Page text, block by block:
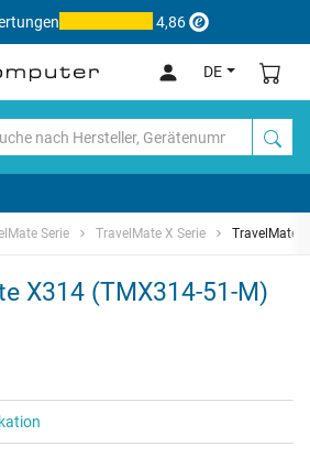
4,86
DE
Serie TravelMate X Serie TravelMate
X314 (TMX314-51-M)